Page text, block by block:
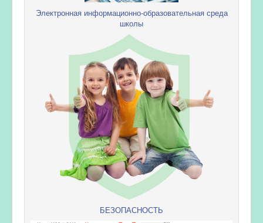
Электронная информационно-образовательная среда
школы
БЕЗОПАСНОСТЬ